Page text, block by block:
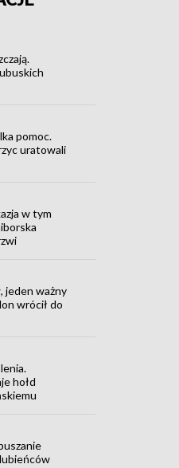
pomoc.
uratowali
w tym
jeden ważny
wrócił do
hołd